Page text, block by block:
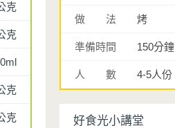
克
克
克
克
做 法 烤
準備時間 150分鐘
人 數 4-5人份
好食光小講堂